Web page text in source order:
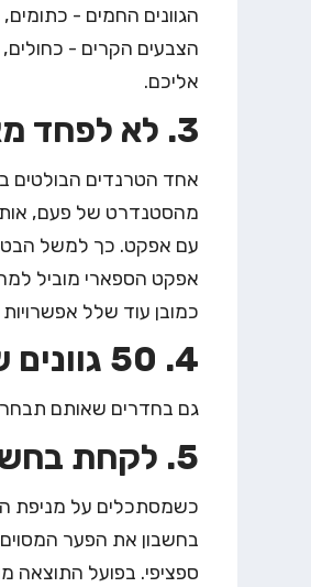
הגוונים החמים -
הצבעים הקרים -
אליכם.
3. לא לפחד מאפקטים
אחד הטרנדים הבולטים
מהסטנדרט של פעם,
עם אפקט. כך למשל
אפקט הספארי מוביל
כמובן עוד שלל
4. 50 גוונים של לבן
גם בחדרים שאותם תבחרו
5. לקחת בחשבון את השפעת התאורה
כשמסתכלים על מניפת
בחשבון את הפער
ספציפי. בפועל התוצאה